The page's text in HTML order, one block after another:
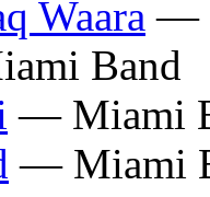
Waara —
Band
— Miami
— Miami